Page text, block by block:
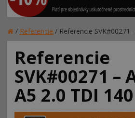
/ Referencie / Referencie SVK#00271
Referencie
SVK#00271 –
A5 2.0 TDI